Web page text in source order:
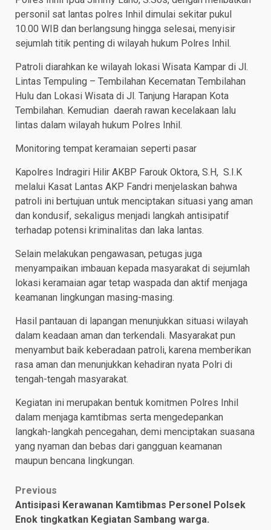
personil sat lantas polres Inhil dimulai sekitar pukul
10.00 WIB dan berlangsung hingga selesai, menyisir
sejumlah titik penting di wilayah hukum Polres Inhil.
Patroli diarahkan ke wilayah lokasi Wisata Kampar di Jl.
Lintas Tempuling – Tembilahan Kecematan Tembilahan
Hulu dan Lokasi Wisata di Jl. Tanjung Harapan Kota
Tembilahan. Kemudian daerah rawan kecelakaan lalu
lintas dalam wilayah hukum Polres Inhil.
Monitoring tempat keramaian seperti pasar
Kapolres Indragiri Hilir AKBP Farouk Oktora, S.H, S.I.K
melalui Kasat Lantas AKP Fandri menjelaskan bahwa
patroli ini bertujuan untuk menciptakan situasi yang aman
dan kondusif, sekaligus menjadi langkah antisipatif
terhadap potensi kriminalitas dan laka lantas.
Selain melakukan pengawasan, petugas juga
menyampaikan imbauan kepada masyarakat di sejumlah
lokasi keramaian agar tetap waspada dan aktif menjaga
keamanan lingkungan masing-masing.
Hasil pantauan di lapangan menunjukkan situasi wilayah
dalam keadaan aman dan terkendali. Masyarakat pun
menyambut baik keberadaan patroli, karena memberikan
rasa aman dan menunjukkan kehadiran nyata Polri di
tengah-tengah masyarakat.
Kegiatan ini merupakan bentuk komitmen Polres Inhil
dalam menjaga kamtibmas serta mengedepankan
langkah-langkah pencegahan, demi menciptakan suasana
yang nyaman dan bebas dari gangguan keamanan
maupun bencana lingkungan.
Post
navigation
Previous
Antisipasi Kerawanan Kamtibmas Personel Polsek
Enok tingkatkan Kegiatan Sambang warga.